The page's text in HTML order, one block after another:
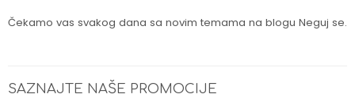
Čekamo vas svakog dana sa novim temama na blogu Neguj se.
SAZNAJTE NAŠE PROMOCIJE